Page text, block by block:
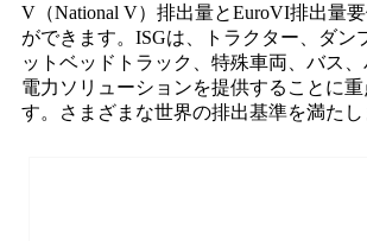
V（National V）排出量とEuroVI排出量
ができます。ISGは、トラクター、ダン
ットベッドトラック、特殊車両、バス
電力ソリューションを提供することに重
す。さまざまな世界の排出基準を満たし